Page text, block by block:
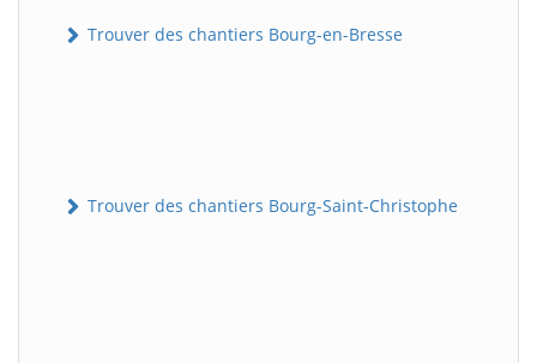
Trouver des chantiers Bourg-en-Bresse
Trouver des chantiers Bourg-Saint-Christophe